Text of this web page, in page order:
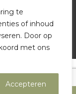
te
of inhoud
Door op
met ons
Accepteren
& realisatie: